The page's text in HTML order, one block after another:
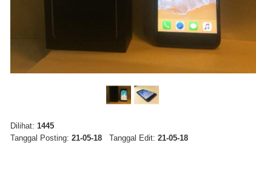
Dilihat: 1445
Tanggal Posting: 21-05-18Tanggal Edit: 21-05-18